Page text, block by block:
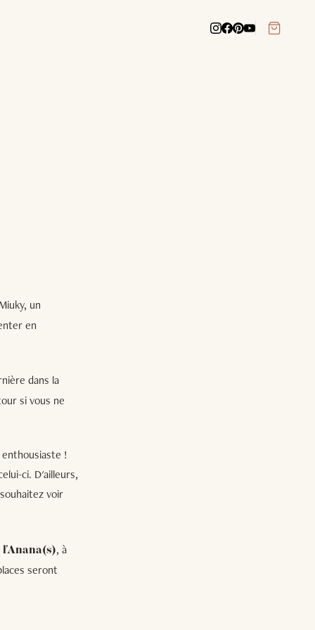
un
en
dans la
si vous ne
!
ci. D'ailleurs,
voir
, à
seront